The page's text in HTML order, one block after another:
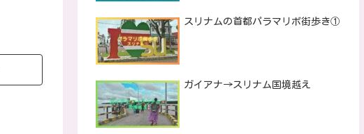
スリナムの首都パラマリボ街歩き①
ガイアナ→スリナム国境越え